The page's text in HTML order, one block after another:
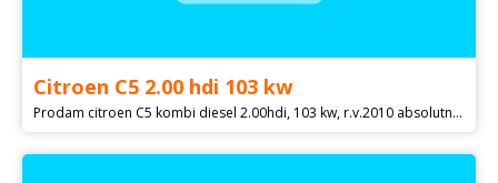
Citroen C5 2.00 hdi 103 kw
Prodam citroen C5 kombi diesel 2.00hdi, 103 kw, r.v.2010 absolutne bez koroze. Garazovane udrzovane vozidlo po vymene konplet spojky , nove vstrikovače, nove čelní sklo , po rozvodech. Pekne spolehlive prostorne auto jezdene prevazne dalnice.